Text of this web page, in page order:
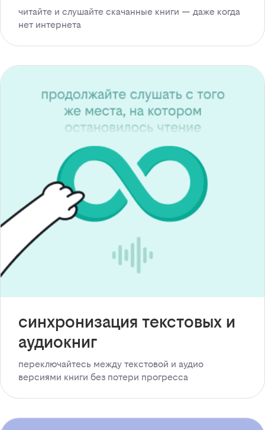
читайте и слушайте скачанные книги — даже когда
нет интернета
синхронизация текстовых и
аудиокниг
переключайтесь между текстовой и аудио
версиями книги без потери прогресса